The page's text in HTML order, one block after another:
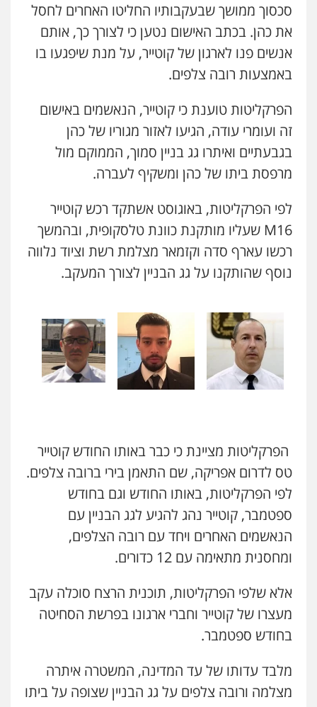
סכסוך ממושך שבעקבותיו החליטו האחרים לחסל
את כהן. בכתב האישום נטען כי לצורך כך, אותם
אנשים פנו לארגון של קוטייר, על מנת שיפגעו בו
באמצעות רובה צלפים.
הפרקליטות טוענת כי קוטייר, הנאשמים באישום
זה ועומרי עודה, הגיעו לאזור מגוריו של כהן
בגבעתיים ואיתרו גג בניין סמוך, הממוקם מול
מרפסת ביתו של כהן ומשקיף לעברה.
לפי הפרקליטות, באוגוסט אשתקד רכש קוטייר
M16 שעליו מותקנת כוונת טלסקופית, ובהמשך
רכשו עארף סדה וקזמאר מצלמת רשת וציוד נלווה
נוסף שהותקנו על גג הבניין לצורך המעקב.
הפרקליטות מציינת כי כבר באותו החודש קוטייר
טס לדרום אפריקה, שם התאמן בירי ברובה צלפים.
לפי הפרקליטות, באותו החודש וגם בחודש
ספטמבר, קוטייר נהג להגיע לגג הבניין עם
הנאשמים האחרים ויחד עם רובה הצלפים,
ומחסנית מתאימה עם 12 כדורים.
אלא שלפי הפרקליטות, תוכנית הרצח סוכלה עקב
מעצרו של קוטייר וחברי ארגונו בפרשת הסחיטה
בחודש ספטמבר.
מלבד עדותו של עד המדינה, המשטרה איתרה
מצלמה ורובה צלפים על גג הבניין שצופה על ביתו